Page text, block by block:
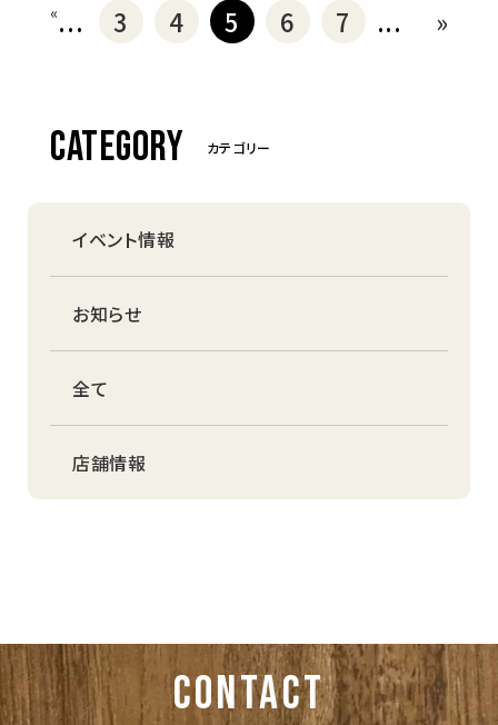
«... 3 4 5 6 7 ... »
CATEGORY カテゴリー
イベント情報
お知らせ
全て
店舗情報
CONTACT